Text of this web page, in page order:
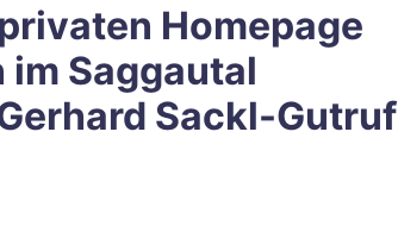
Homepage
im Saggautal
Sackl-Gutruf